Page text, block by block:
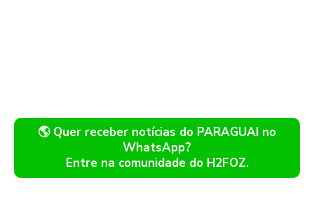
🌎 Quer receber notícias do PARAGUAI no
WhatsApp?
Entre na comunidade do H2FOZ.